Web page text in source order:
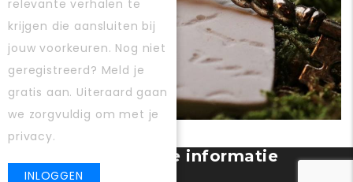
ERVARINGEN
Gebruiker registratie informatie
banner
relevante verhalen te
krijgen die aansluiten bij
jouw voorkeuren. Nog niet
geregistreerd? Meld je
gratis aan. Uiteraard gaan
we zorgvuldig om met je
privacy.
INLOGGEN